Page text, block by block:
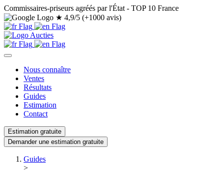
Commissaires-priseurs agréés par l'État - TOP 10 France
★ 4,9/5 (+1000 avis)
Nous connaître
Ventes
Résultats
Guides
Estimation
Contact
Estimation gratuite
Demander une estimation gratuite
Guides
>